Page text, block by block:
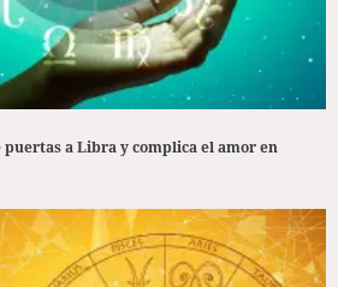
puertas a Libra y complica el amor en